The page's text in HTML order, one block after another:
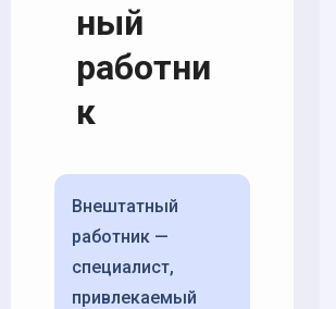
ный
работни
к
Внештатный
работник —
специалист,
привлекаемый